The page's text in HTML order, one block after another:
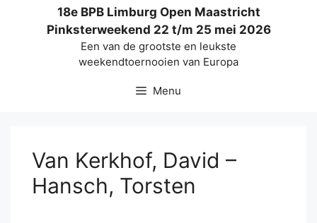
18e BPB Limburg Open Maastricht
Pinksterweekend 22 t/m 25 mei 2026
Een van de grootste en leukste
weekendtoernooien van Europa
Menu
Van Kerkhof, David –
Hansch, Torsten